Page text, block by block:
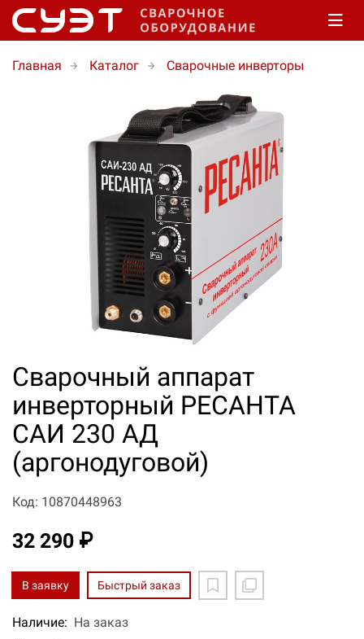
Главная Каталог Сварочные инверторы
Сварочный аппарат
инверторный РЕСАНТА
САИ 230 АД
(аргонодуговой)
Код: 10870448963
32 290 ₽
В заявку Быстрый заказ
Наличие: На заказ